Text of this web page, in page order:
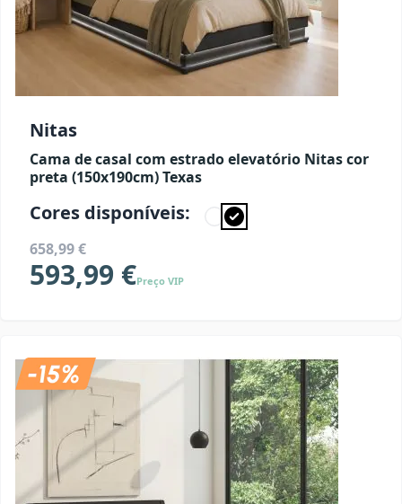
Nitas
Cama de casal com estrado elevatório Nitas cor
preta (150x190cm) Texas
Cores disponíveis:
658,99 €
593,99 €Preço VIP